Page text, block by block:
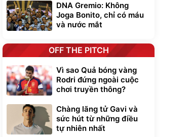
DNA Gremio: Không
Joga Bonito, chỉ có máu
và nước mắt
OFF THE PITCH
Vì sao Quả bóng vàng
Rodri đứng ngoài cuộc
chơi truyền thông?
Chàng lãng tử Gavi và
sức hút từ những điều
tự nhiên nhất